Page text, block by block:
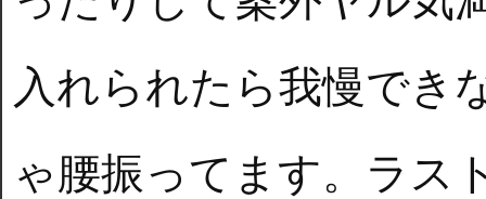
入れられたら我慢でき
ゃ腰振ってます。ラ